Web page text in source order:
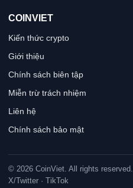
COINVIET
Kiến thức crypto
Giới thiệu
Chính sách biên tập
Miễn trừ trách nhiệm
Liên hệ
Chính sách bảo mật
© 2026 CoinViet. All rights reserved.
X/Twitter · TikTok